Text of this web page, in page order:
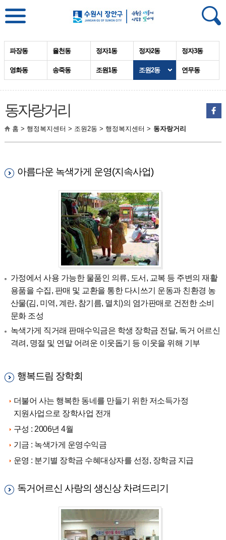
파장동 율천동 정자1동 정자2동 정자3동
영화동 송죽동 조원1동 조원2동 연무동
동자랑거리
홈 > 행정복지센터 > 조원2동 > 행정복지센터 > 동자랑거리
아름다운 녹색가게 운영(지속사업)
가정에서 사용 가능한 물품인 의류, 도서, 교복 등 주변의 재활
용품을 수집, 판매 및 교환을 통한 다시쓰기 운동과 친환경 농
산물(김, 미역, 계란, 참기름, 멸치)의 염가판매로 건전한 소비
문화 조성
녹색가게 직거래 판매수익금은 학생 장학금 전달, 독거 어르신
격려, 명절 및 연말 어려운 이웃돕기 등 이웃을 위해 기부
행복드림 장학회
더불어 사는 행복한 동네를 만들기 위한 저소득가정
지원사업으로 장학사업 전개
구성 : 2006년 4월
기금 : 녹색가게 운영수익금
운영 : 분기별 장학금 수혜대상자를 선정, 장학금 지급
독거어르신 사랑의 생신상 차려드리기